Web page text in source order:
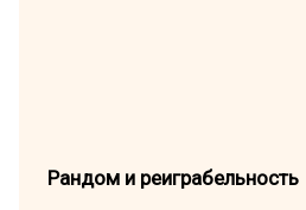
Рандом и реиграбельность